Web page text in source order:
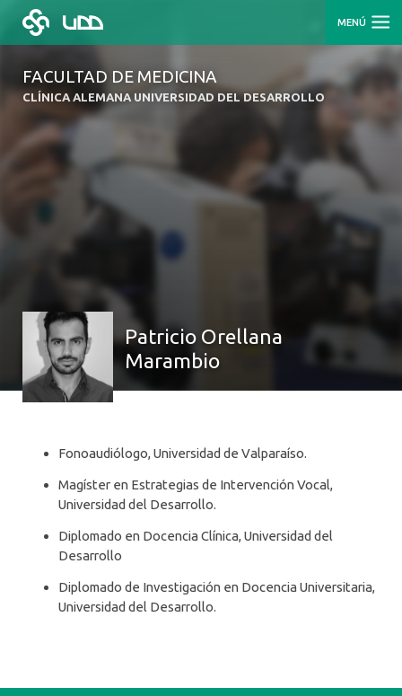
MENÚ
FACULTAD DE MEDICINA
CLÍNICA ALEMANA UNIVERSIDAD DEL DESARROLLO
Patricio Orellana
Marambio
Fonoaudiólogo, Universidad de Valparaíso.
Magíster en Estrategias de Intervención Vocal,
Universidad del Desarrollo.
Diplomado en Docencia Clínica, Universidad del
Desarrollo
Diplomado de Investigación en Docencia Universitaria,
Universidad del Desarrollo.